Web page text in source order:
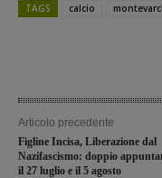
TAGS calcio
Articolo precedente
Figline Incisa, Liberazione dal
Nazifascismo: doppio
il 27 luglio e il 5 agosto